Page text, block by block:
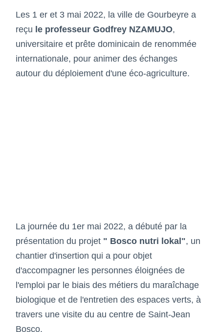
Les 1 er et 3 mai 2022, la ville de Gourbeyre a
reçu le professeur Godfrey NZAMUJO,
universitaire et prête dominicain de renommée
internationale, pour animer des échanges
autour du déploiement d'une éco-agriculture.
La journée du 1er mai 2022, a débuté par la
présentation du projet " Bosco nutri lokal", un
chantier d'insertion qui a pour objet
d'accompagner les personnes éloignées de
l'emploi par le biais des métiers du maraîchage
biologique et de l'entretien des espaces verts, à
travers une visite du au centre de Saint-Jean
Bosco.